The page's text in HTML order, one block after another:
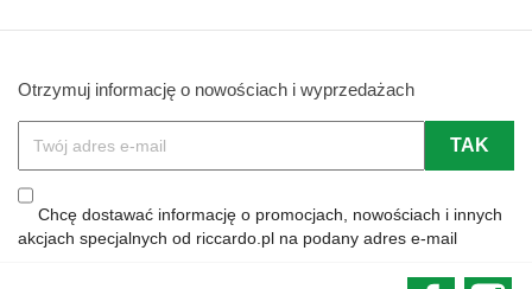
Otrzymuj informację o nowościach i wyprzedażach
Chcę dostawać informację o promocjach, nowościach i innych
akcjach specjalnych od riccardo.pl na podany adres e-mail